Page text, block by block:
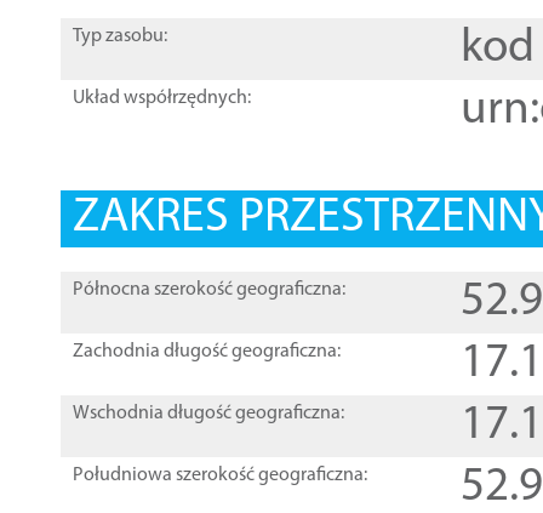
Typ zasobu: kod
Układ współrzędnych:
ZAKRES
Północna szerokość geograficzna:
Zachodnia długość geograficzna:
Wschodnia długość geograficzna:
Południowa szerokość geograficzna: